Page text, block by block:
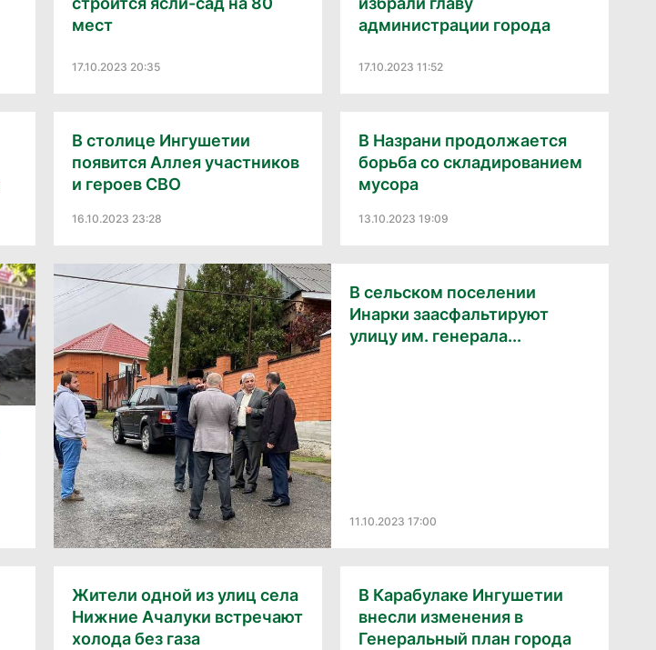
мест
17.10.2023 20:35
администрации города
17.10.2023 11:52
В столице Ингушетии
появится Аллея участников
и героев СВО
16.10.2023 23:28
В Назрани продолжается
борьба со складированием
мусора
13.10.2023 19:09
В сельском поселении
Инарки заасфальтируют
улицу им. генерала...
11.10.2023 17:00
Жители одной из улиц села
Нижние Ачалуки встречают
холода без газа
В Карабулаке Ингушетии
внесли изменения в
Генеральный план города